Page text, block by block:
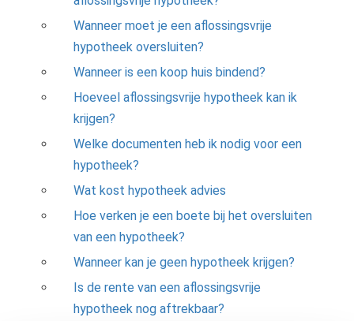
Wanneer moet je een aflossingsvrije
hypotheek oversluiten?
Wanneer is een koop huis bindend?
Hoeveel aflossingsvrije hypotheek kan ik
krijgen?
Welke documenten heb ik nodig voor een
hypotheek?
Wat kost hypotheek advies
Hoe verken je een boete bij het oversluiten
van een hypotheek?
Wanneer kan je geen hypotheek krijgen?
Is de rente van een aflossingsvrije
hypotheek nog aftrekbaar?